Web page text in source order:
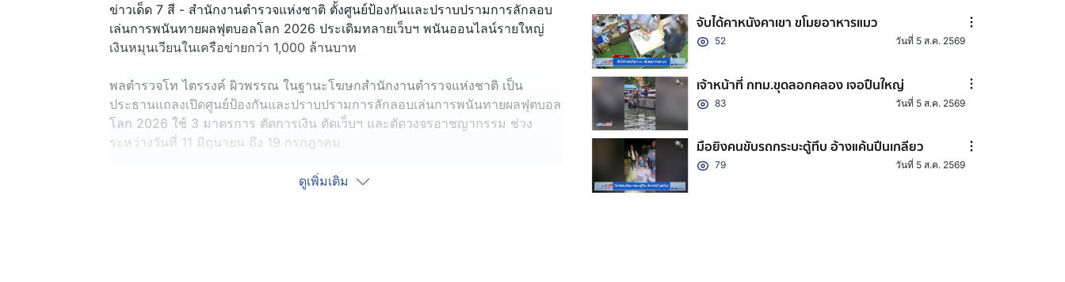
ข่าวเด็ด 7 สี - สำนักงานตำรวจแห่งชาติ ตั้งศูนย์ป้องกันและปราบปรามการลักลอบ
เล่นการพนันทายผลฟุตบอลโลก 2026 ประเดิมทลายเว็บฯ พนันออนไลน์รายใหญ่
เงินหมุนเวียนในเครือข่ายกว่า 1,000 ล้านบาท
พลตำรวจโท ไตรรงค์ ผิวพรรณ ในฐานะโฆษกสำนักงานตำรวจแห่งชาติ เป็น
ประธานแถลงเปิดศูนย์ป้องกันและปราบปรามการลักลอบเล่นการพนันทายผลฟุตบอล
โลก 2026 ใช้ 3 มาตรการ ตัดการเงิน ตัดเว็บฯ และตัดวงจรอาชญากรรม ช่วง
ระหว่างวันที่ 11 มิถุนายน ถึง 19 กรกฎาคม
พร้อมกับแถลงผลการทลายเครือข่ายเว็บฯ พนันออนไลน์รายใหญ่ ที่พบมีพฤติการณ์
ดูเพิ่มเติม
จับได้คาหนังคาเขา ขโมยอาหารแมว
52 วันที่ 5 ส.ค. 2569
เจ้าหน้าที่ กทม.ขุดลอกคลอง เจอปืนใหญ่
83 วันที่ 5 ส.ค. 2569
มือยิงคนขับรถกระบะตู้ทึบ อ้างแค้นปีนเกลียว
79 วันที่ 5 ส.ค. 2569